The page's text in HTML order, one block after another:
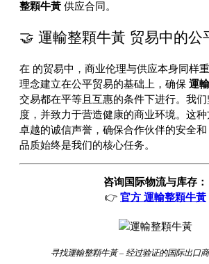
整顆牛黃 供应合同。
🤝 運輸整顆牛黃 贸易中的公
在 的贸易中，商业伦理与供应本身同样
理念建立在公平贸易的基础上，确保 運
交易都在平等且互惠的条件下进行。我
度，并致力于营造健康的商业环境。这
卓越的诚信声誉，确保合作伙伴的安全和
品质始终是我们的核心任务。
咨询国际物流与库存：
👉 官方 運輸整顆牛黃
寻找運輸整顆牛黃 – 经过验证的国际出口